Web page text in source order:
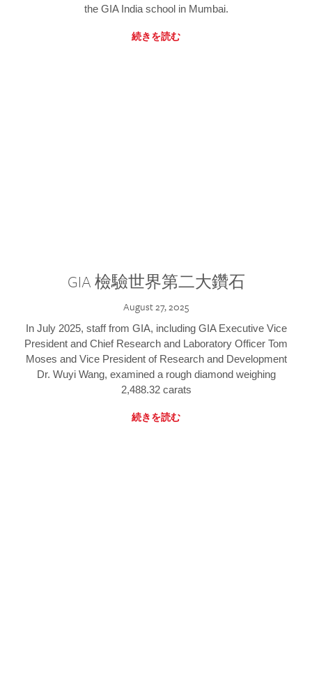
the GIA India school in Mumbai.
続きを読む
GIA 檢驗世界第二大鑽石
August 27, 2025
In July 2025, staff from GIA, including GIA Executive Vice
President and Chief Research and Laboratory Officer Tom
Moses and Vice President of Research and Development
Dr. Wuyi Wang, examined a rough diamond weighing
2,488.32 carats
続きを読む